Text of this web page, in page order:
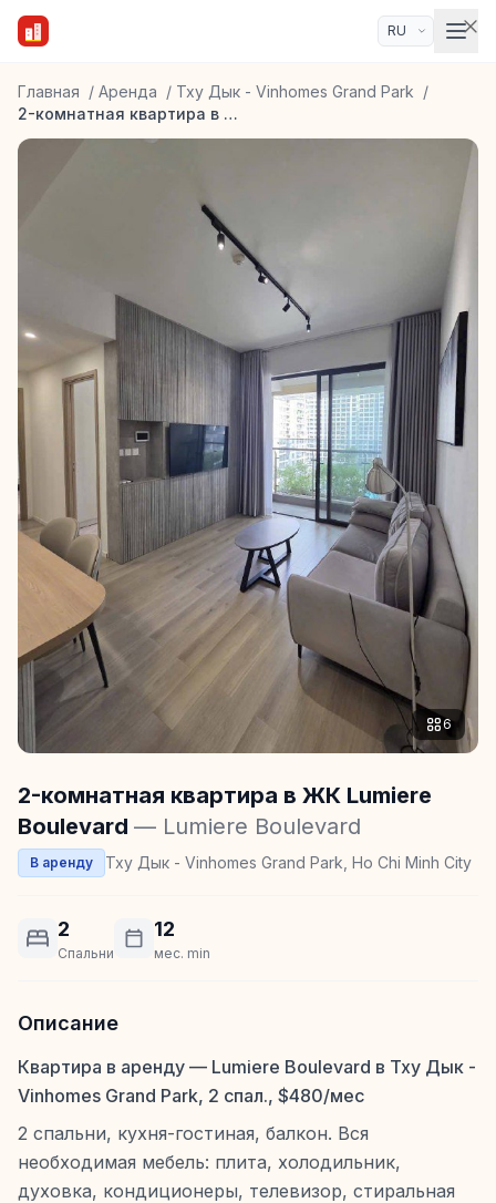
Главная / Аренда / Тху Дык - Vinhomes Grand Park /
2-комнатная квартира в ЖК Lumiere Boulevard
6
2-комнатная квартира в ЖК Lumiere
Boulevard — Lumiere Boulevard
В аренду Тху Дык - Vinhomes Grand Park, Ho Chi Minh City
2
Спальни
12
мес. min
Описание
Квартира в аренду — Lumiere Boulevard в Тху Дык -
Vinhomes Grand Park, 2 спал., $480/мес
2 спальни, кухня-гостиная, балкон. Вся
необходимая мебель: плита, холодильник,
духовка, кондиционеры, телевизор, стиральная